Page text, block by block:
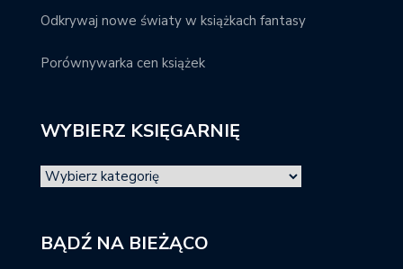
Odkrywaj nowe światy w książkach fantasy
Porównywarka cen książek
WYBIERZ KSIĘGARNIĘ
BĄDŹ NA BIEŻĄCO